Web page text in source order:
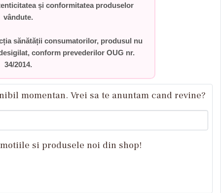
și conformitatea produselor
vândute.
sănătății consumatorilor, produsul nu
, conform prevederilor OUG nr.
34/2014.
momentan. Vrei sa te anuntam cand revine?
si produsele noi din shop!